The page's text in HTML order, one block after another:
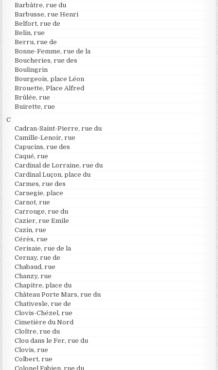
Barbâtre, rue du
Barbusse, rue Henri
Belfort, rue de
Belin, rue
Berru, rue de
Bonne-Femme, rue de la
Boucheries, rue des
Boulingrin
Bourgeois, place Léon
Brouette, Place Alfred
Brûlée, rue
Buirette, rue
C
Cadran-Saint-Pierre, rue du
Camille-Lenoir, rue
Capucins, rue des
Caqué, rue
Cardinal de Lorraine, rue du
Cardinal Luçon, place du
Carmes, rue des
Carnegie, place
Carnot, rue
Carrouge, rue du
Cazier, rue Emile
Cazin, rue
Cérès, rue
Cerisaie, rue de la
Cernay, rue de
Chabaud, rue
Chanzy, rue
Chapitre, place du
Château Porte Mars, rue du
Chativesle, rue de
Clovis-Chézel, rue
Cimetière du Nord
Cloître, rue du
Clou dans le Fer, rue du
Clovis, rue
Colbert, rue
Colonel Fabien, rue du